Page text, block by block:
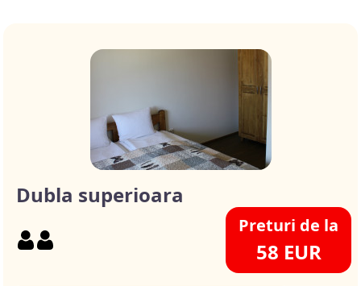
Dubla superioara
Preturi de la
58 EUR